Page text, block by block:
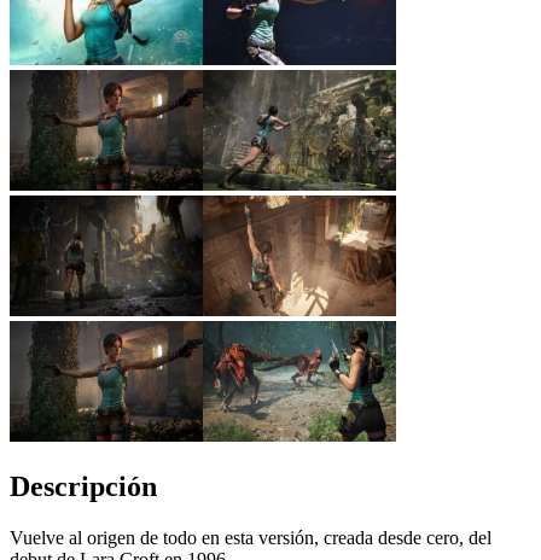
Descripción
Vuelve al origen de todo en esta versión, creada desde cero, del